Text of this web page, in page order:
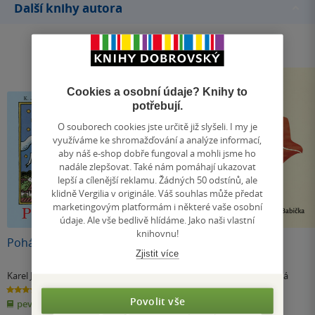
Další knihy autora
Pohádky
Karel Jaromír Erben
Božena Němcová
4.6
z
5
hvězdiček
pevná vazba
Božena Němcová
5.0
pevná vazba
Božena Němcová
3.9
Cookies a osobní údaje? Knihy to
potřebují.
O souborech cookies jste určitě již slyšeli. I my je
využíváme ke shromažďování a analýze informací,
aby náš e-shop dobře fungoval a mohli jsme ho
nadále zlepšovat. Také nám pomáhají ukazovat
lepší a cílenější reklamu. Žádných 50 odstínů, ale
klidně Vergilia v originále. Váš souhlas může předat
marketingovým platformám i některé vaše osobní
údaje. Ale vše bedlivě hlídáme. Jako naši vlastní
knihovnu!
Zjistit více
Povolit vše